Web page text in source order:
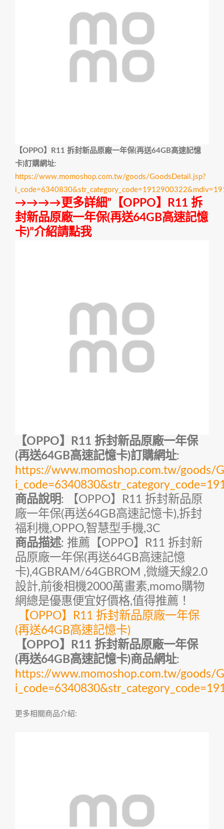
【OPPO】R11 拆封新品原廠一年保(再送64GB高速記憶
卡)訂購網址:
https://www.momoshop.com.tw/goods/GoodsDetail.jsp?
→→→→更多詳細”【OPPO】R11 拆
封新品原廠一年保(再送64GB高速記憶
卡)”介紹請點我
【OPPO】R11 拆封新品原廠一年保
(再送64GB高速記憶卡)訂購網址:
https://www.momoshop.com.tw/goods/
商品說明: 【OPPO】R11 拆封新品原
廠一年保(再送64GB高速記憶卡),拆封
福利機,OPPO,智慧型手機,3C
商品描述: 推薦【OPPO】R11 拆封新
品原廠一年保(再送64GB高速記憶
卡),4GBRAM/64GBROM ,微縫天線2.0
設計,前後相機2000萬畫素,momo購物
網總是優惠便宜好價格,值得推薦！
【OPPO】R11 拆封新品原廠一年保
(再送64GB高速記憶卡)
【OPPO】R11 拆封新品原廠一年保
(再送64GB高速記憶卡)商品網址:
https://www.momoshop.com.tw/goods/
更多相關商品介紹: